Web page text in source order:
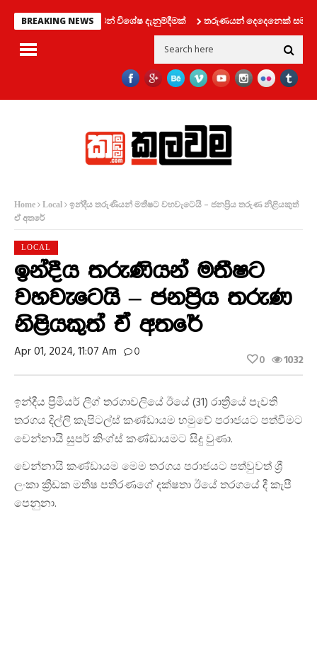
BREAKING NEWS
දෙපාර්තමේන්තුවෙන් විශේෂ දැනුම්දීමක් තරුණයන් දෙදෙනෙක් සමග
Home Local
ඉන්දීය තරුණියන් මතීෂට වහවැටෙයි – ජනප්‍රිය තරුණ නිළියකුත්
ඒ අතරේ
LOCAL
ඉන්දීය තරුණියන් මතීෂට
වහවැටෙයි – ජනප්‍රිය තරුණ
නිළියකුත් ඒ අතරේ
Apr 01, 2024, 11:07 Am 0 1032
0
ඉන්දීය ප්‍රිමියර් ලීග් තරගාවලියේ ඊයේ (31) රාත්‍රියේ පැවති
තරගය දිල්ලි කැපිටල්ස් කණ්ඩායම හමුවේ පරාජයට පත්වීමට
චෙන්නායි සුපර් කිංග්ස් කණ්ඩායමට සිදු වුණා.
චෙන්නායි කණ්ඩායම මෙම තරගය පරාජයට පත්වුවත් ශ්‍රී
ලංකා ක්‍රීඩක මතීෂ පතිරණගේ දක්ෂතා ඊයේ තරගයේ දී කැපී
පෙනුනා.